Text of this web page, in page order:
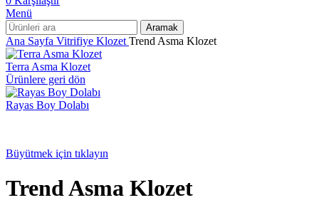
Menü
Aramak
Ana Sayfa Vitrifiye Klozet Trend Asma Klozet
Terra Asma Klozet
Ürünlere geri dön
Rayas Boy Dolabı
Büyütmek için tıklayın
Trend Asma Klozet